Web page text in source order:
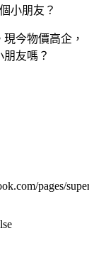
小朋友？
今物價高企，
友嗎？
pages/